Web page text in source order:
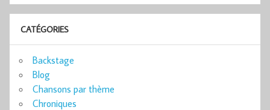
CATÉGORIES
Backstage
Blog
Chansons par thème
Chroniques